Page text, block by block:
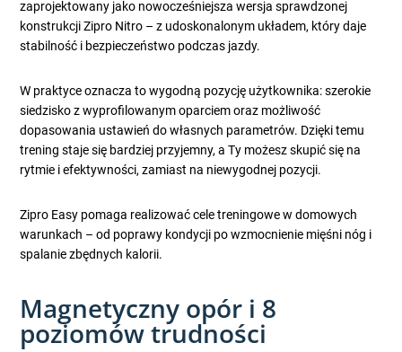
zaprojektowany jako nowocześniejsza wersja sprawdzonej
konstrukcji Zipro Nitro – z udoskonalonym układem, który daje
stabilność i bezpieczeństwo podczas jazdy.
W praktyce oznacza to wygodną pozycję użytkownika: szerokie
siedzisko z wyprofilowanym oparciem oraz możliwość
dopasowania ustawień do własnych parametrów. Dzięki temu
trening staje się bardziej przyjemny, a Ty możesz skupić się na
rytmie i efektywności, zamiast na niewygodnej pozycji.
Zipro Easy pomaga realizować cele treningowe w domowych
warunkach – od poprawy kondycji po wzmocnienie mięśni nóg i
spalanie zbędnych kalorii.
Magnetyczny opór i 8
poziomów trudności